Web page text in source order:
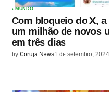
MUNDO
Com bloqueio do X,
um milhão de novos
em três dias
by Coruja News1 de setembro, 2024